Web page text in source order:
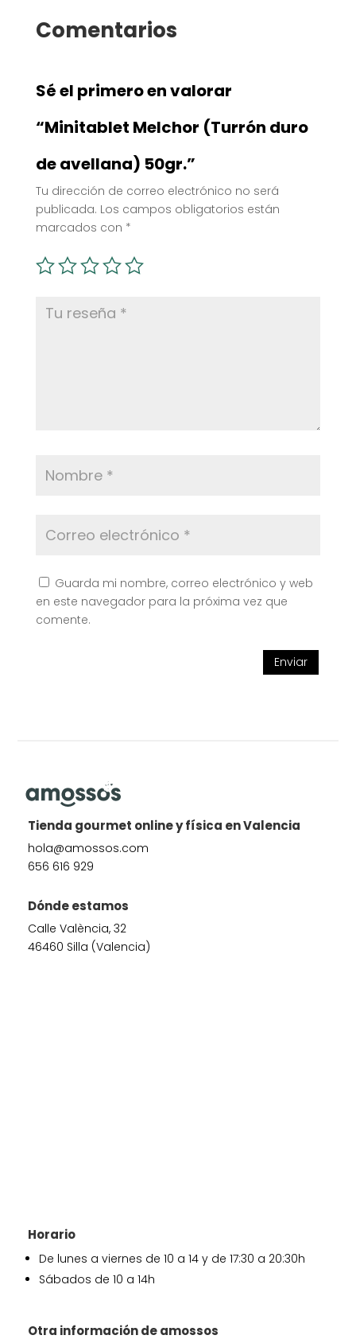
Comentarios
Sé el primero en valorar
“Minitablet Melchor (Turrón duro
de avellana) 50gr.”
Tu dirección de correo electrónico no será
publicada. Los campos obligatorios están
marcados con *
Guarda mi nombre, correo electrónico y web
en este navegador para la próxima vez que
comente.
Enviar
Tienda gourmet online y física en Valencia
hola@amossos.com
656 616 929
Dónde estamos
Calle València, 32
46460 Silla (Valencia)
Horario
De lunes a viernes de 10 a 14 y de 17:30 a 20:30h
Sábados de 10 a 14h
Otra información de amossos